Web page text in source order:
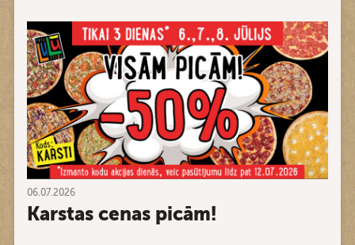
06.07.2026
Karstas cenas picām!